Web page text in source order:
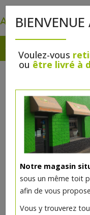
Voulez-vous
ou être livré à
Notre magasin
sous un même toit
afin de vous
Vous y trouverez
Huile